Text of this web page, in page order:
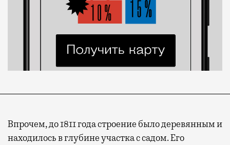
Впрочем, до 1811 года строение было деревянным и
находилось в глубине участка с садом. Его